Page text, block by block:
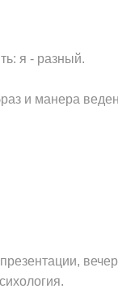
я - разный.
и манера